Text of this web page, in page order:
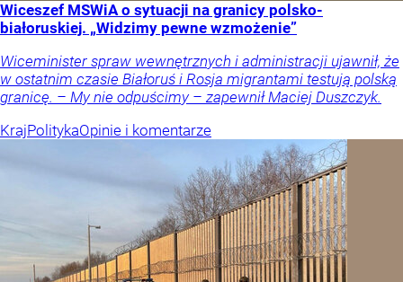
Wiceszef MSWiA o sytuacji na granicy polsko-
białoruskiej. „Widzimy pewne wzmożenie”
Wiceminister spraw wewnętrznych i administracji ujawnił, że
w ostatnim czasie Białoruś i Rosja migrantami testują polską
granicę. – My nie odpuścimy – zapewnił Maciej Duszczyk.
KrajPolitykaOpinie i komentarze